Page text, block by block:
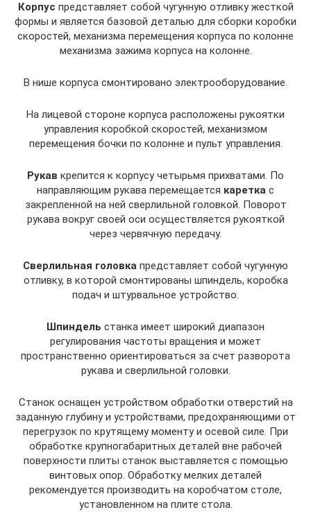
Корпус представляет собой чугунную отливку жесткой
формы и является базовой деталью для сборки коробки
скоростей, механизма перемещения корпуса по колонне
механизма зажима корпуса на колонне.
В нише корпуса смонтировано электрооборудование.
На лицевой стороне корпуса расположены рукоятки
управления коробкой скоростей, механизмом
перемещения бочки по колонне и пульт управления.
Рукав крепится к корпусу четырьмя прихватами. По
направляющим рукава перемещается каретка с
закрепленной на ней сверлильной головкой. Поворот
рукава вокруг своей оси осуществляется рукояткой
через червячную передачу.
Сверлильная головка представляет собой чугунную
отливку, в которой смонтированы шпиндель, коробка
подач и штурвальное устройство.
Шпиндель станка имеет широкий диапазон
регулирования частоты вращения и может
пространственно ориентироваться за счет разворота
рукава и сверлильной головки.
Станок оснащен устройством обработки отверстий на
заданную глубину и устройствами, предохраняющими от
перегрузок по крутящему моменту и осевой силе. При
обработке крупногабаритных деталей вне рабочей
поверхности плиты станок выставляется с помощью
винтовых опор. Обработку мелких деталей
рекомендуется производить на коробчатом столе,
установленном на плите стола.